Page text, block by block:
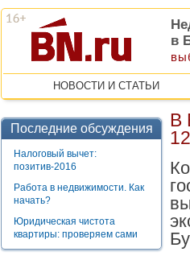
в
НОВОСТИ И СТАТЬИ
Последние обсуждения
Налоговый вычет:
позитив-2016
Работа в недвижимости. Как
начать?
Юридическая чистота
квартиры: проверяем сами
В